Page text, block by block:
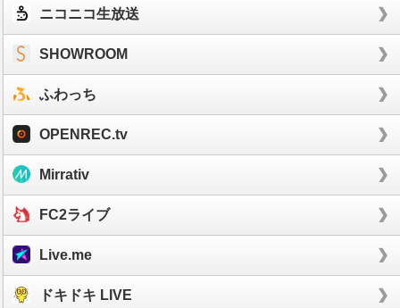
ニコニコ生放送
SHOWROOM
ふわっち
OPENREC.tv
Mirrativ
FC2ライブ
Live.me
ドキドキ LIVE